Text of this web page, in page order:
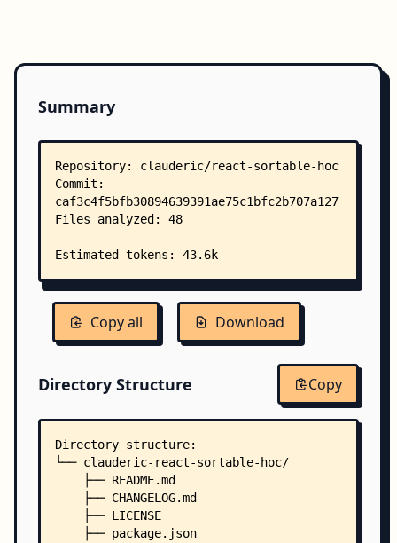
Summary
Copy all Download
Directory Structure Copy
Directory structure:
└── clauderic-react-sortable-hoc/
    ├── README.md
    ├── CHANGELOG.md
    ├── LICENSE
    ├── package.json